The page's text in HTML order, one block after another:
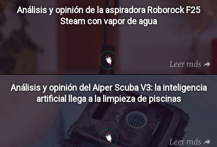
Análisis y opinión de la aspiradora Roborock F25
Steam con vapor de agua
Leer más
Análisis y opinión del Aiper Scuba V3: la inteligencia
artificial llega a la limpieza de piscinas
Leer más